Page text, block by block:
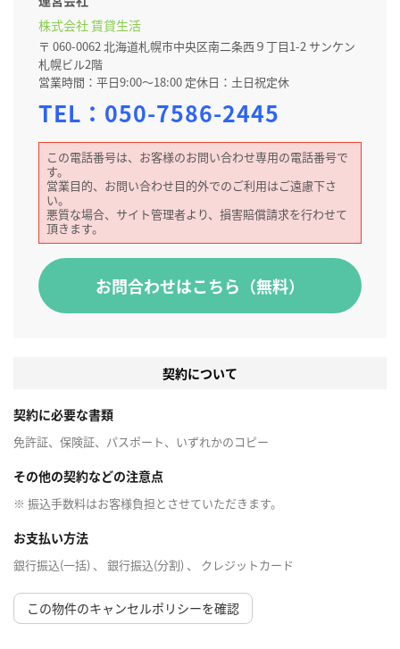
株式会社 賃貸生活
〒 060-0062 北海道札幌市中央区南二条西９丁目1-2 サンケン
札幌ビル2階
営業時間：平日9:00～18:00 定休日：土日祝定休
TEL： 050-7586-2445
この電話番号は、お客様のお問い合わせ専用の電話番号で
す。
営業目的、お問い合わせ目的外でのご利用はご遠慮下さ
い。
悪質な場合、サイト管理者より、損害賠償請求を行わせて
頂きます。
お問合わせはこちら（無料）
契約について
契約に必要な書類
免許証、保険証、パスポート、いずれかのコピー
その他の契約などの注意点
※ 振込手数料はお客様負担とさせていただきます。
お支払い方法
銀行振込(一括) 、 銀行振込(分割) 、 クレジットカード
この物件のキャンセルポリシーを確認